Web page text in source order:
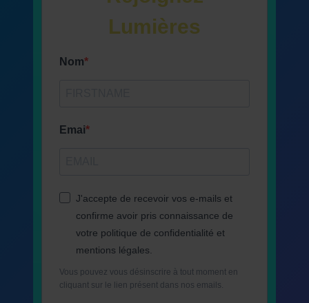
Lumières
Nom
Emai
J'accepte de recevoir vos e-mails et
confirme avoir pris connaissance de
votre politique de confidentialité et
mentions légales.
Vous pouvez vous désinscrire à tout moment en
cliquant sur le lien présent dans nos emails.